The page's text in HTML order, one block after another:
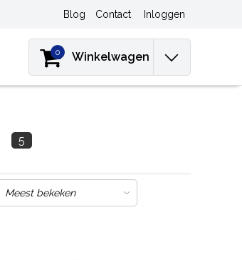
Blog Contact Inloggen
0 Winkelwagen
5